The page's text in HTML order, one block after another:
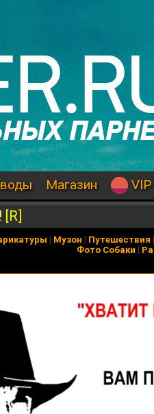
Магазин VIP
| Музон | Путешествия |
Фото Собаки |